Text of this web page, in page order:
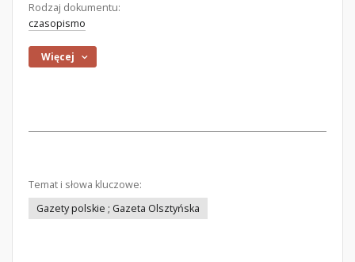
Rodzaj dokumentu:
czasopismo
Więcej
Temat i słowa kluczowe:
Gazety polskie ; Gazeta Olsztyńska